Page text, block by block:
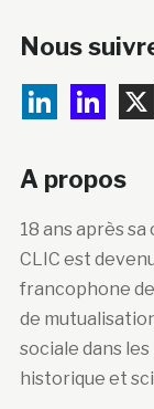
Nous
A propos
18 ans après
CLIC est
francophone
de
sociale dans
historique et